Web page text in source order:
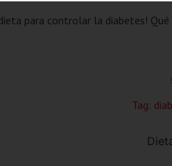
para controlar la diabetes!
Tag: